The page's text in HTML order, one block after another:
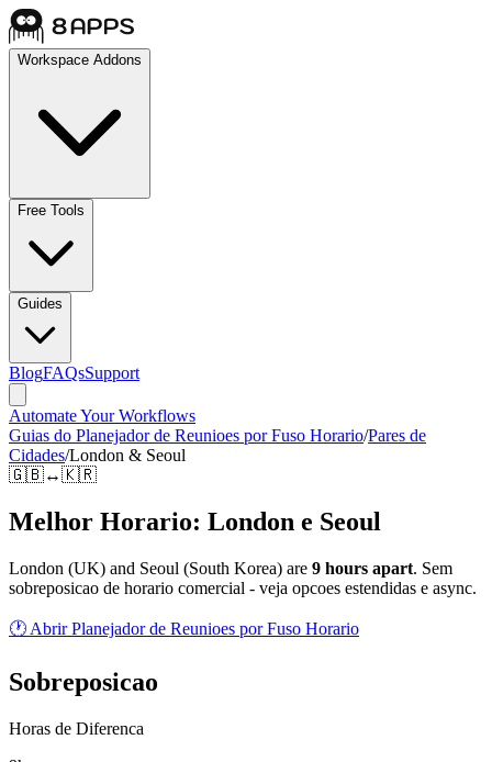
Workspace Addons
Free Tools
Guides
BlogFAQsSupport
Automate Your Workflows
Guias do Planejador de Reunioes por Fuso Horario/Pares de
Cidades/London & Seoul
🇬🇧↔🇰🇷
Melhor Horario: London e Seoul
London (UK) and Seoul (South Korea) are 9 hours apart. Sem
sobreposicao de horario comercial - veja opcoes estendidas e async.
🕐 Abrir Planejador de Reunioes por Fuso Horario
Sobreposicao
Horas de Diferenca